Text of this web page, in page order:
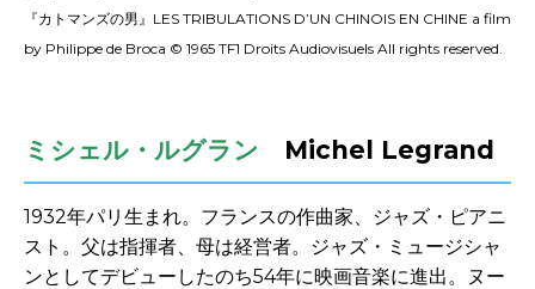
『カトマンズの男』LES TRIBULATIONS D’UN CHINOIS EN CHINE a film
by Philippe de Broca © 1965 TF1 Droits Audiovisuels All rights reserved.
ミシェル・ルグラン Michel Legrand
1932年パリ生まれ。フランスの作曲家、ジャズ・ピアニ
スト。父は指揮者、母は経営者。ジャズ・ミュージシャ
ンとしてデビューしたのち54年に映画音楽に進出。ヌー